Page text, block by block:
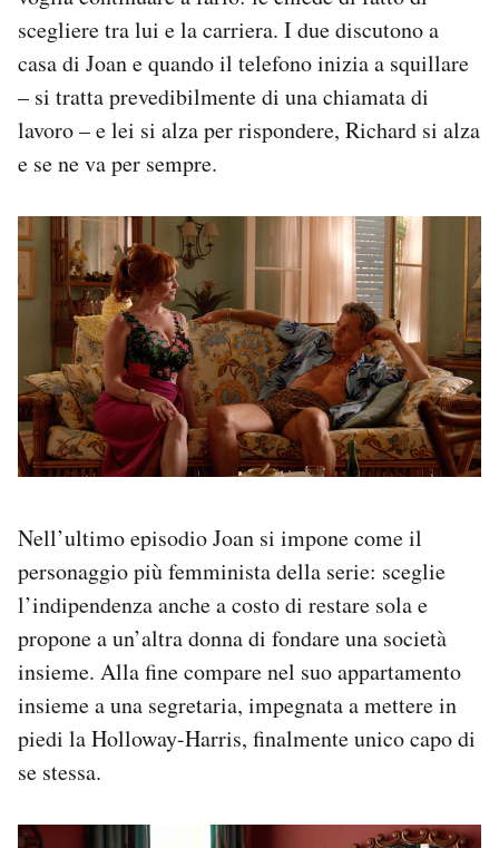
scegliere tra lui e la carriera. I due discutono a
casa di Joan e quando il telefono inizia a squillare
– si tratta prevedibilmente di una chiamata di
lavoro – e lei si alza per rispondere, Richard si alza
e se ne va per sempre.
Nell’ultimo episodio Joan si impone come il
personaggio più femminista della serie: sceglie
l’indipendenza anche a costo di restare sola e
propone a un’altra donna di fondare una società
insieme. Alla fine compare nel suo appartamento
insieme a una segretaria, impegnata a mettere in
piedi la Holloway-Harris, finalmente unico capo di
se stessa.